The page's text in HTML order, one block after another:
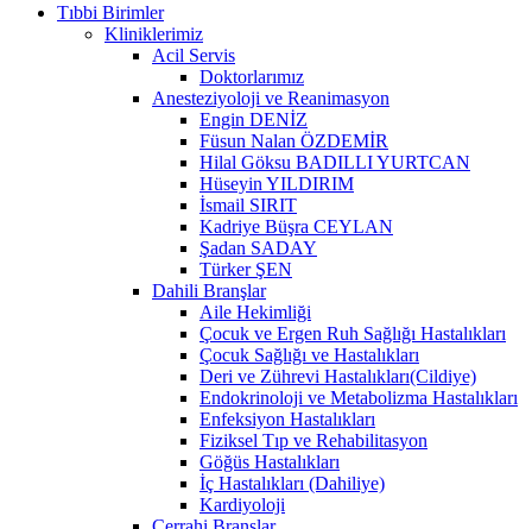
Tıbbi Birimler
Kliniklerimiz
Acil Servis
Doktorlarımız
Anesteziyoloji ve Reanimasyon
Engin DENİZ
Füsun Nalan ÖZDEMİR
Hilal Göksu BADILLI YURTCAN
Hüseyin YILDIRIM
İsmail SIRIT
Kadriye Büşra CEYLAN
Şadan SADAY
Türker ŞEN
Dahili Branşlar
Aile Hekimliği
Çocuk ve Ergen Ruh Sağlığı Hastalıkları
Çocuk Sağlığı ve Hastalıkları
Deri ve Zührevi Hastalıkları(Cildiye)
Endokrinoloji ve Metabolizma Hastalıkları
Enfeksiyon Hastalıkları
Fiziksel Tıp ve Rehabilitasyon
Göğüs Hastalıkları
İç Hastalıkları (Dahiliye)
Kardiyoloji